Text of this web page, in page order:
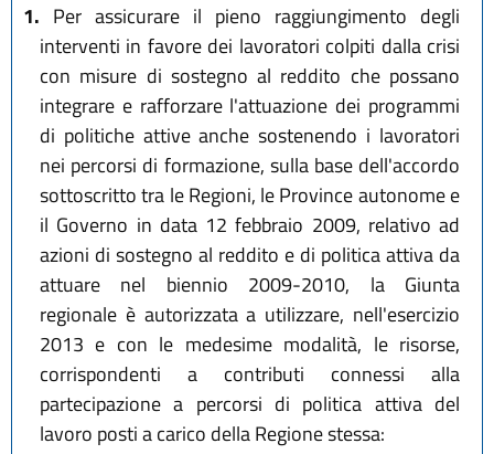
1. Per assicurare il pieno raggiungimento degli
interventi in favore dei lavoratori colpiti dalla crisi
con misure di sostegno al reddito che possano
integrare e rafforzare l'attuazione dei programmi
di politiche attive anche sostenendo i lavoratori
nei percorsi di formazione, sulla base dell'accordo
sottoscritto tra le Regioni, le Province autonome e
il Governo in data 12 febbraio 2009, relativo ad
azioni di sostegno al reddito e di politica attiva da
attuare nel biennio 2009-2010, la Giunta
regionale è autorizzata a utilizzare, nell'esercizio
2013 e con le medesime modalità, le risorse,
corrispondenti a contributi connessi alla
partecipazione a percorsi di politica attiva del
lavoro posti a carico della Regione stessa: